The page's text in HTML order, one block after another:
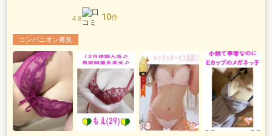
4.8 10件
コンパニオン募集